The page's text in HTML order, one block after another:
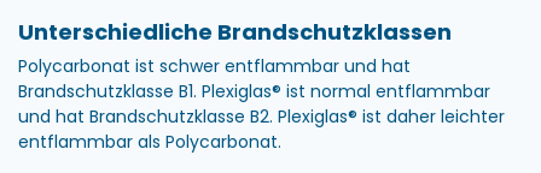
Unterschiedliche Brandschutzklassen
Polycarbonat ist schwer entflammbar und hat
Brandschutzklasse B1. Plexiglas® ist normal entflammbar
und hat Brandschutzklasse B2. Plexiglas® ist daher leichter
entflammbar als Polycarbonat.